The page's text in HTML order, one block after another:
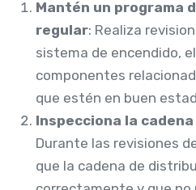
Mantén un programa
regular: Realiza
sistema de encendido, el
componentes
que estén en buen
Inspecciona la
Durante las revisiones
que la cadena de